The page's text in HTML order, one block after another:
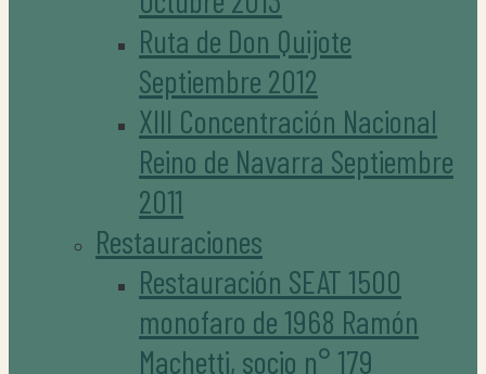
Ruta de Don Quijote
Septiembre 2012
XIII Concentración Nacional
Reino de Navarra Septiembre
2011
Restauraciones
Restauración SEAT 1500
monofaro de 1968 Ramón
Machetti, socio n° 179